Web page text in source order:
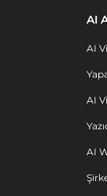
AI
AI
AI
AI